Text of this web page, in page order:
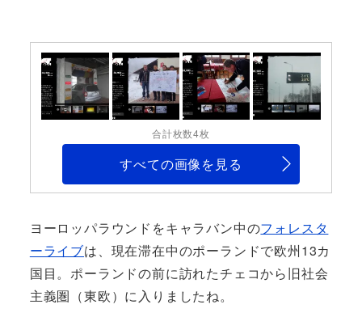
合計枚数4枚
すべての画像を見る
ヨーロッパラウンドをキャラバン中のフォレスタ
ーライブは、現在滞在中のポーランドで欧州13カ
国目。ポーランドの前に訪れたチェコから旧社会
主義圏（東欧）に入りましたね。